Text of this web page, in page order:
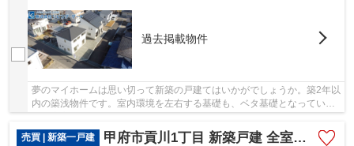
過去掲載物件
夢のマイホームは思い切って新築の戸建てはいかがでしょうか。築2年以
内の築浅物件です。室内環境を左右する基礎も、ベタ基礎となっている
売買 | 新築一戸建
甲府市貢川1丁目 新築戸建 全室南向 竜王駅車7分